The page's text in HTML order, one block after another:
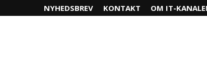
NYHEDSBREV KONTAKT OM IT-